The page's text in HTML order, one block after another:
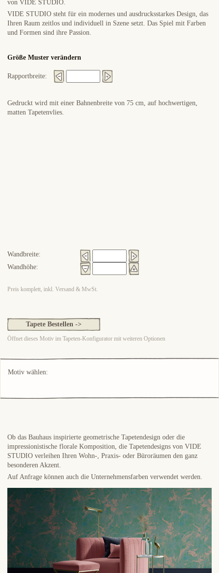
von VIDE STUDIO.
VIDE STUDIO steht für ein modernes und ausdrucksstarkes Design, das
Ihren Raum zeitlos und individuell in Szene setzt. Das Spiel mit Farben
und Formen sind ihre Passion.
Größe Muster verändern
Rapportbreite:
Gedruckt wird mit einer Bahnenbreite von 75 cm, auf hochwertigen,
matten Tapetenvlies.
Wandbreite:
Wandhöhe:
Preis komplett, inkl. Versand & MwSt.
Tapete Bestellen ->
Öffnet dieses Motiv im Tapeten-Konfigurator mit weiteren Optionen
Motiv wählen:
Ob das Bauhaus inspirierte geometrische Tapetendesign oder die
impressionistische florale Komposition, die Tapetendesigns von VIDE
STUDIO verleihen Ihren Wohn-, Praxis- oder Büroräumen den ganz
besonderen Akzent.
Auf Anfrage können auch die Unternehmensfarben verwendet werden.